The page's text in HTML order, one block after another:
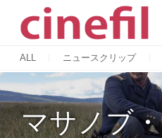
ALL ニュースクリップ
マサノブ